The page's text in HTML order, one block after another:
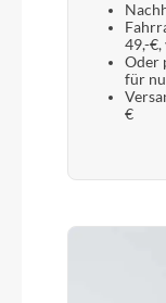
49,-
Oder
für
€